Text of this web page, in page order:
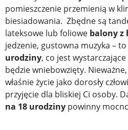
pomieszczenie przemienią w
biesiadowania. Zbędne są
lateksowe lub foliowe balony z
jedzenie, gustowna muzyka – to
urodziny, co jest
będzie wniebowzięty.
właśnie życie jako dorosły
przyjęcie dla bliskiej Ci osoby.
na 18 urodziny powinny